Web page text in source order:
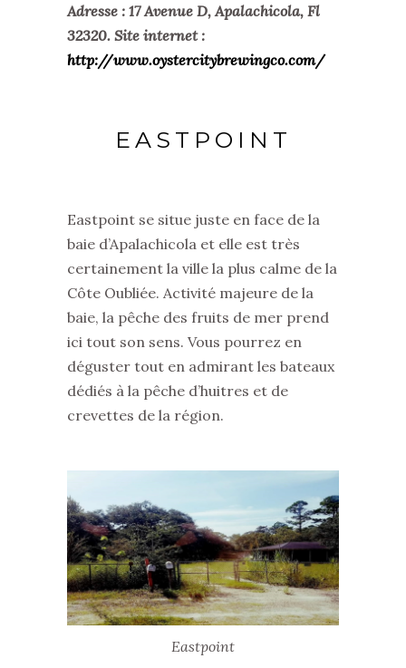
Adresse : 17 Avenue D, Apalachicola, Fl
32320. Site internet :
http://www.oystercitybrewingco.com/
EASTPOINT
Eastpoint se situe juste en face de la
baie d’Apalachicola et elle est très
certainement la ville la plus calme de la
Côte Oubliée. Activité majeure de la
baie, la pêche des fruits de mer prend
ici tout son sens. Vous pourrez en
déguster tout en admirant les bateaux
dédiés à la pêche d’huitres et de
crevettes de la région.
Eastpoint